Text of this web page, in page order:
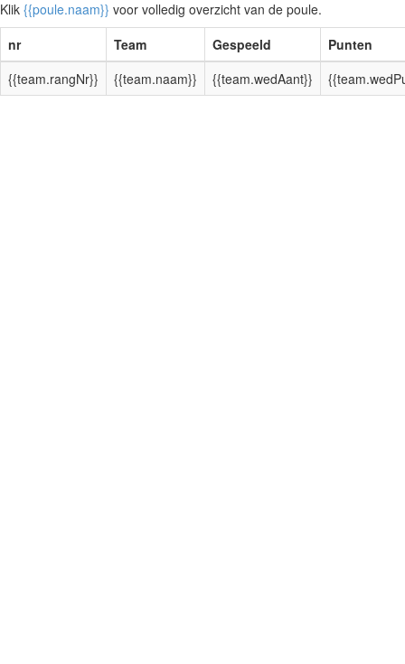
Klik {{poule.naam}} voor volledig overzicht van de poule.
nr
Team Gespeeld
Punten
{{team.rangNr}}
{{team.naam}} {{team.wedAant}}